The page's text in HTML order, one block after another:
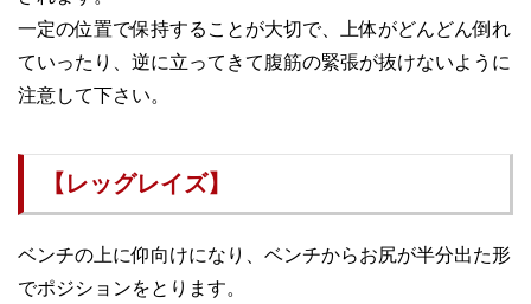
一定の位置で保持することが大切で、上体がどんどん倒れ
ていったり、逆に立ってきて腹筋の緊張が抜けないように
注意して下さい。
【レッグレイズ】
ベンチの上に仰向けになり、ベンチからお尻が半分出た形
でポジションをとります。